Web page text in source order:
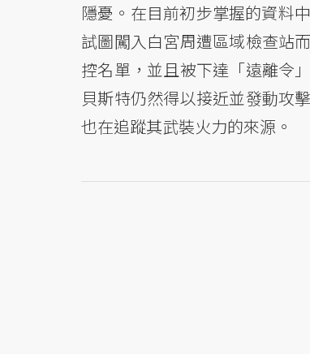
隱憂。在目前初步掌握的資料
試圖闖入白宮周遭區域檢查站
控名單，並且被下達「遠離令
貝斯特仍然得以接近並發動攻
也在追蹤其武裝火力的來源。